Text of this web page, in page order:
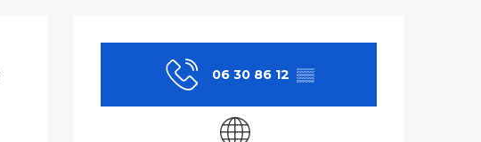
Ouverture et
06 30 86 12 ▒▒